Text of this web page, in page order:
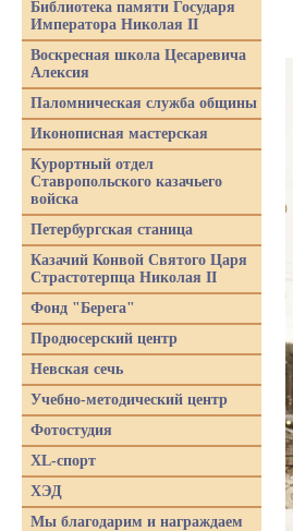
Библиотека памяти Государя
Императора Николая II
Воскресная школа Цесаревича
Алексия
Паломническая служба общины
Иконописная мастерская
Курортный отдел
Ставропольского казачьего
войска
Петербургская станица
Казачий Конвой Святого Царя
Страстотерпца Николая II
Фонд "Берега"
Продюсерский центр
Невская сечь
Учебно-методический центр
Фотостудия
XL-спорт
ХЭД
Мы благодарим и награждаем